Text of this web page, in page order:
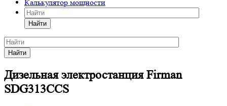
Калькулятор мощности
Найти
Найти
Дизельная электростанция Firman
SDG313СCS